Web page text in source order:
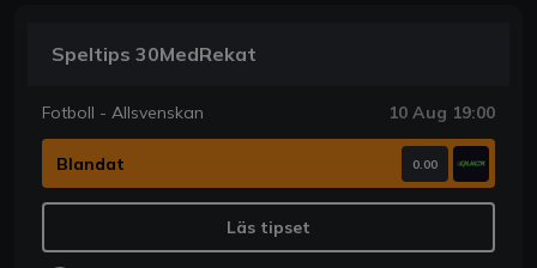
Speltips 30MedRekat
Fotboll - Allsvenskan 10 Aug 19:00
Blandat 0.00
Läs tipset